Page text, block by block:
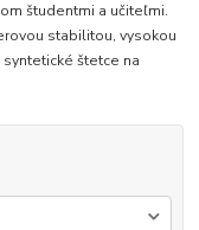
študentmi a učiteľmi.
stabilitou, vysokou
štetce na